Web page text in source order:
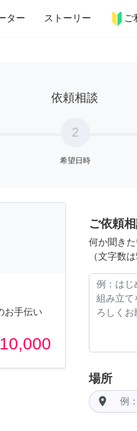
ター ストーリー ご
趣味・習い事 ペット
依頼相談
2
希望日時
お手伝い
ご依頼
何か聞き
（文字数
場所
room